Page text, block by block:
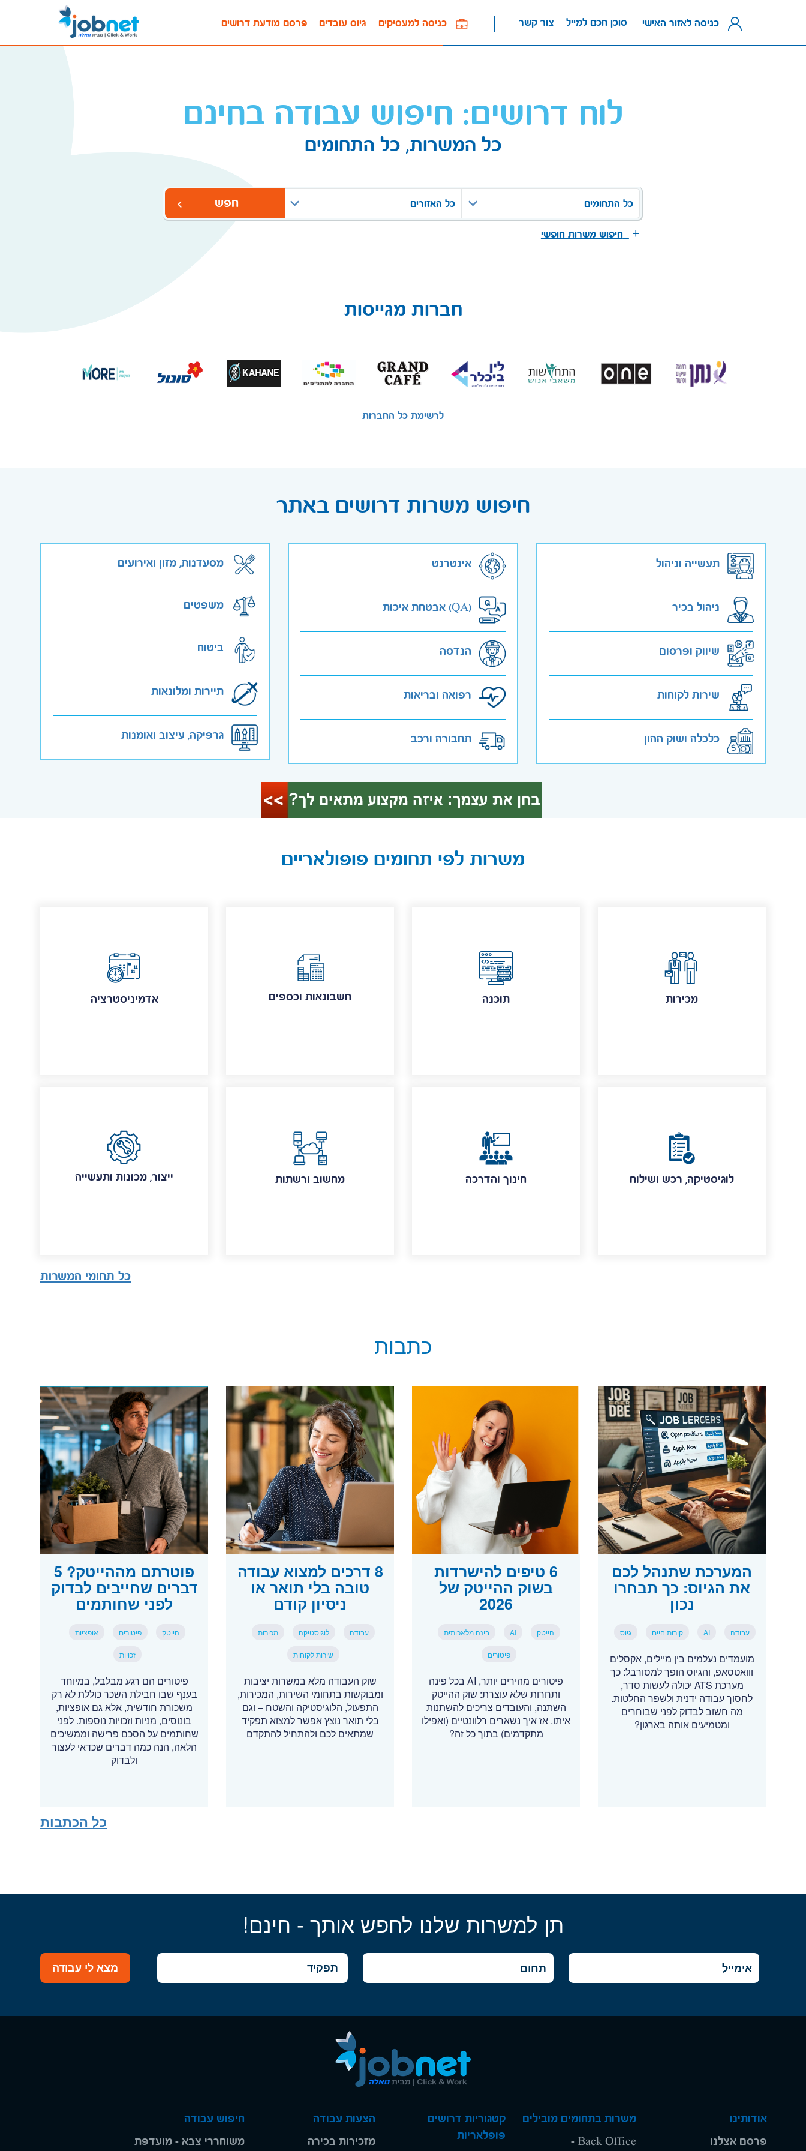
פרסם מודעת דרושים גיוס עובדים כניסה למעסיקים צור קשר סוכן חכם למייל כניסה לאזור האישי
לוח דרושים: חיפוש עבודה בחינם
כל המשרות, כל התחומים
כל התחומים כל האזורים חפש
חיפוש משרות חופשי
חברות מגייסות
לרשימת כל החברות
חיפוש משרות דרושים באתר
תעשייה וניהול
ניהול בכיר
שיווק ופרסום
שירות לקוחות
כלכלה ושוק ההון
אינטרנט
אבטחת איכות (QA)
הנדסה
רפואה ובריאות
תחבורה ורכב
מסעדנות, מזון ואירועים
משפטים
ביטוח
תיירות ומלונאות
גרפיקה, עיצוב ואומנות
משרות לפי תחומים פופולאריים
אדמיניסטרציה חשבונאות וכספים תוכנה מכירות
ייצור, מכונות ותעשייה מחשוב ורשתות חינוך והדרכה לוגיסטיקה, רכש ושילוח
כל תחומי המשרות
כתבות
המערכת שתנהל לכם
את הגיוס: כך תבחרו
נכון
עבודה AI קורות חיים גיוס
מועמדים נעלמים בין מיילים, אקסלים
ווואטסאפ, והגיוס הופך למסורבל: כך
מערכת ATS יכולה לעשות סדר,
לחסוך עבודה ידנית ולשפר החלטות.
מה חשוב לבדוק לפני שבוחרים
ומטמיעים אותה בארגון?
6 טיפים להישרדות
בשוק ההייטק של
2026
הייטק AI בינה מלאכותית
פיטורים
פיטורים מהירים יותר, AI בכל פינה
ותחרות שלא עוצרת: שוק ההייטק
השתנה, והעובדים צריכים להשתנות
איתו. אז איך נשארים רלוונטיים (ואפילו
מתקדמים) בתוך כל זה?
8 דרכים למצוא עבודה
טובה בלי תואר או
ניסיון קודם
עבודה לוגיסטיקה מכירות
שירות לקוחות
שוק העבודה מלא במשרות יציבות
ומבוקשות בתחומי השירות, המכירות,
התפעול, הלוגיסטיקה והשטח – וגם
בלי תואר נוצץ אפשר למצוא תפקיד
שמתאים לכם ולהתחיל להתקדם
פוטרתם מההייטק? 5
דברים שחייבים לבדוק
לפני שחותמים
הייטק פיטורים אופציות
זכויות
פיטורים הם רגע מבלבל, במיוחד
בענף שבו חבילת השכר כוללת לא רק
משכורת חודשית, אלא גם אופציות,
בונוסים, מניות וזכויות נוספות. לפני
שחותמים על הסכם פרישה וממשיכים
הלאה, הנה כמה דברים שכדאי לעצור
ולבדוק
כל הכתבות
תן למשרות שלנו לחפש אותך - חינם!
מצא לי עבודה
אודותינו
פרסם אצלנו
משרות בתחומים מובילים
Back Office -
קטגוריות דרושים
פופלאריות
הצעות עבודה
מזכירות בכירה
חיפוש עבודה
משוחררי צבא - מועדפת